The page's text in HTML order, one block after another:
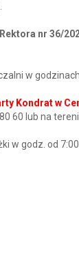
nr 36/
w
Kondrat w
60 lub na
w godz. od